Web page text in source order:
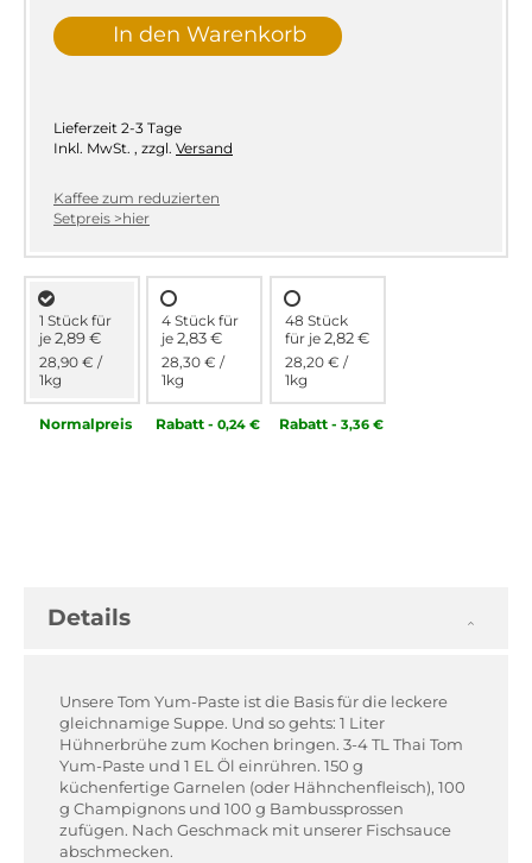
In den Warenkorb
Lieferzeit 2-3 Tage
Inkl. MwSt. , zzgl. Versand
Kaffee zum reduzierten
Setpreis >hier
1 Stück für
je 2,89 €
28,90 € /
1kg
Normal­preis
4 Stück für
je2,83 €
28,30 € /
1kg
Rabatt-0,24 €
48 Stück
für je 2,82 €
28,20 € /
1kg
Rabatt - 3,36 €
Details
Unsere Tom Yum-Paste ist die Basis für die leckere
gleichnamige Suppe. Und so gehts: 1 Liter
Hühnerbrühe zum Kochen bringen. 3-4 TL Thai Tom
Yum-Paste und 1 EL Öl einrühren. 150 g
küchenfertige Garnelen (oder Hähnchenfleisch), 100
g Champignons und 100 g Bambussprossen
zufügen. Nach Geschmack mit unserer Fischsauce
abschmecken.